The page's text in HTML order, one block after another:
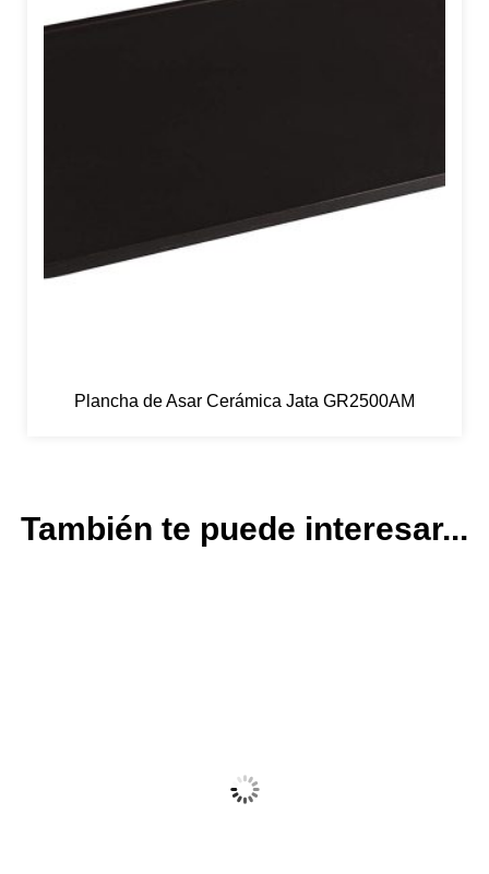
Plancha de Asar Cerámica Jata GR2500AM
También te puede interesar...